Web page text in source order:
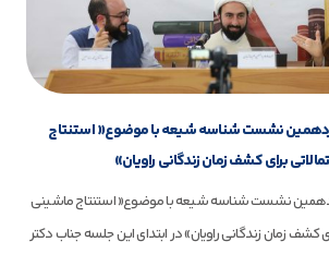
نشست شناسه شیعه با موضوع« استنتاج
برای کشف زمان زندگانی راویان»
نشست شناسه شیعه با موضوع« استنتاج ماشینی
کشف زمان زندگانی راویان» در ابتدای این جلسه جناب دکتر